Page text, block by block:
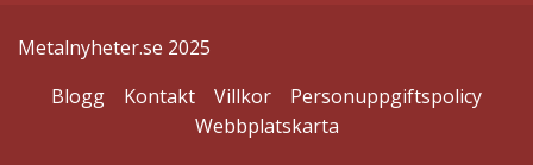
Metalnyheter.se 2025
Blogg
Kontakt Villkor
Personuppgiftspolicy
Webbplatskarta